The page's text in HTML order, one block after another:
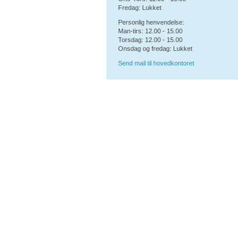
Fredag: Lukket
Personlig henvendelse:
Man-tirs: 12.00 - 15.00
Torsdag: 12.00 - 15.00
Onsdag og fredag: Lukket
Send mail til hovedkontoret